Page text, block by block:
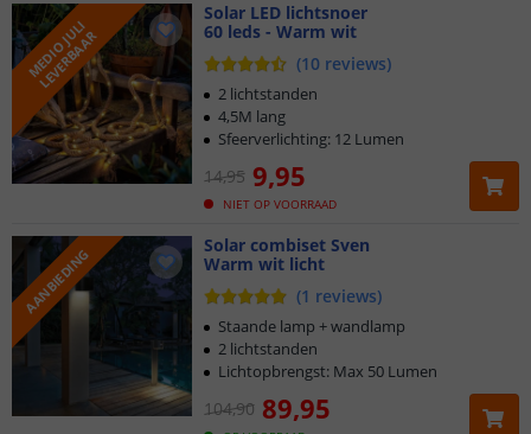
M
E
D
I
O
J
U
L
I
L
E
V
E
R
B
A
A
R
Solar LED lichtsnoer
60 leds - Warm wit
(10 reviews)
NIET OP VOORRAAD
14,95 9,95
2 lichtstanden
4,5M lang
Sfeerverlichting: 12 Lumen
AANBIEDING
Solar combiset Sven
Warm wit licht
(1 reviews)
104,90 89,95
Staande lamp + wandlamp
2 lichtstanden
Lichtopbrengst: Max 50 Lumen
Klantbeoordeling 9.1
Voor 23:45 uur besteld,morgen in huis
2 jaar garantie